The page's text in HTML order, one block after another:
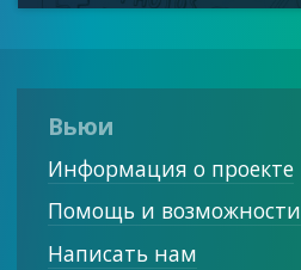
Вьюи
Информация о проекте
Помощь и возможности
Написать нам